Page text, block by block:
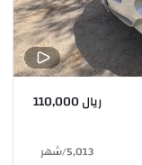
ريال 110,000
5,013
/شهر